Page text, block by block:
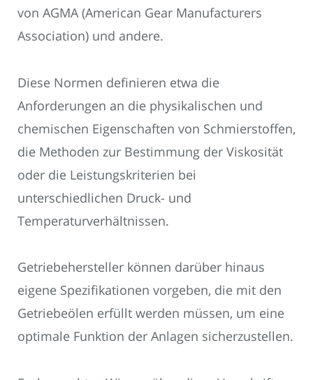
von AGMA (American Gear Manufacturers
Association) und andere.
Diese Normen definieren etwa die
Anforderungen an die physikalischen und
chemischen Eigenschaften von Schmierstoffen,
die Methoden zur Bestimmung der Viskosität
oder die Leistungskriterien bei
unterschiedlichen Druck- und
Temperaturverhältnissen.
Getriebehersteller können darüber hinaus
eigene Spezifikationen vorgeben, die mit den
Getriebeölen erfüllt werden müssen, um eine
optimale Funktion der Anlagen sicherzustellen.